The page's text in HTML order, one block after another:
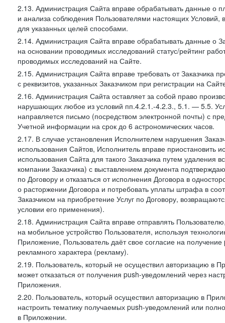
2.13. Администрация Сайта вправе обрабатывать данные о
и анализа соблюдения Пользователями настоящих
для указанных целей способами.
2.14. Администрация Сайта вправе обрабатывать данные о
на основании проводимых исследований статус/рейтинг
проводимых исследований на Сайте.
2.15. Администрация Сайта вправе требовать от Заказчика
с реквизитов, указанных Заказчиком при регистрации на
2.16. Администрация Сайта оставляет за собой право
нарушающих любое из условий пп.4.2.1.-4.2.3., 5.1. — 5.5.
направляется письмо (посредством электронной почты) с
Учетной информации на срок до 6 астрономических часов.
2.17. В случае установления Исполнителем нарушения
использования Сайтов, Исполнитель вправе приостановить
использования Сайта для такого Заказчика путем
компании Заказчика) с выставлением документа
по Договору и отказаться от исполнения Договора в
о расторжении Договора и потребовать уплаты штрафа в
Заказчиком на приобретение Услуг по Договору,
условии его применения).
2.18. Администрация Сайта вправе отправлять
на мобильное устройство Пользователя, используя
Приложение, Пользователь даёт свое согласие на
рекламного характера (рекламу).
2.19. Пользователь, который не осуществил авторизацию в
может отказаться от получения push-уведомлений через
Приложения.
2.20. Пользователь, который осуществил авторизацию в
настроить тематику получаемых push-уведомлений или
в Приложении.